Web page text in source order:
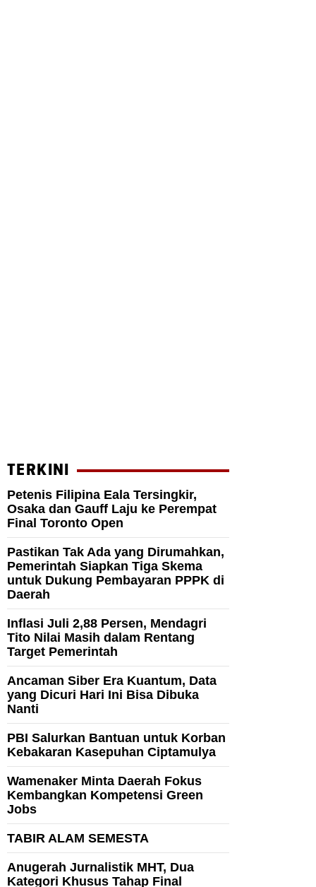
TERKINI
Petenis Filipina Eala Tersingkir,
Osaka dan Gauff Laju ke Perempat
Final Toronto Open
Pastikan Tak Ada yang Dirumahkan,
Pemerintah Siapkan Tiga Skema
untuk Dukung Pembayaran PPPK di
Daerah
Inflasi Juli 2,88 Persen, Mendagri
Tito Nilai Masih dalam Rentang
Target Pemerintah
Ancaman Siber Era Kuantum, Data
yang Dicuri Hari Ini Bisa Dibuka
Nanti
PBI Salurkan Bantuan untuk Korban
Kebakaran Kasepuhan Ciptamulya
Wamenaker Minta Daerah Fokus
Kembangkan Kompetensi Green
Jobs
TABIR ALAM SEMESTA
Anugerah Jurnalistik MHT, Dua
Kategori Khusus Tahap Final